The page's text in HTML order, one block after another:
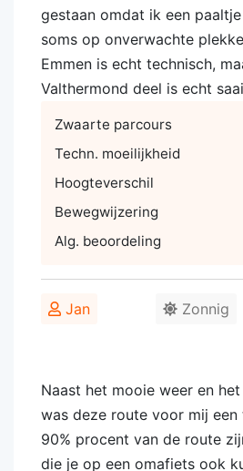
gestaan omdat ik een
soms op onverwachte
Emmen is echt technisch,
Valthermond deel is echt
Zwaarte parcours
Techn. moeilijkheid
Hoogteverschil
Bewegwijzering
Alg. beoordeling
Jan Zonnig
Naast het mooie weer en
was deze route voor mij een
90% procent van de route
die je op een omafiets ook